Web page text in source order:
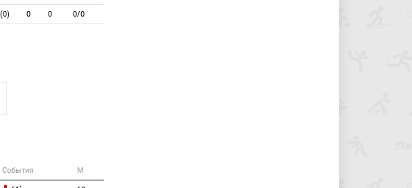
0 0 0/0
События М